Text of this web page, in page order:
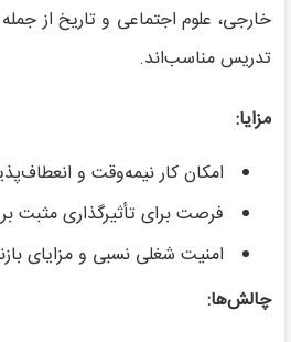
خارجی، علوم اجتماعی و تاریخ از
تدریس مناسب‌اند.
مزایا:
امکان کار نیمه‌وقت و
فرصت برای تأثیرگذاری مثبت
امنیت شغلی نسبی و مزایای
چالش‌ها: